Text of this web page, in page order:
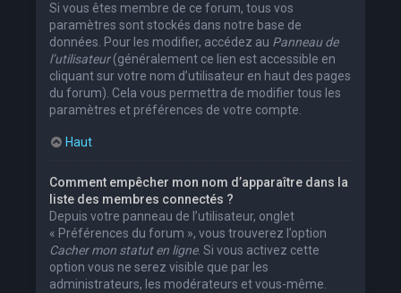
Si vous êtes membre de ce forum, tous vos
paramètres sont stockés dans notre base de
données. Pour les modifier, accédez au Panneau de
l’utilisateur(généralement ce lien est accessible en
cliquant sur votre nom d’utilisateur en haut des pages
du forum). Cela vous permettra de modifier tous les
paramètres et préférences de votre compte.
Haut
Comment empêcher mon nom d’apparaître dans la
liste des membres connectés ?
Depuis votre panneau de l’utilisateur, onglet
« Préférences du forum », vous trouverez l’option
Cacher mon statut en ligne. Si vous activez cette
option vous ne serez visible que par les
administrateurs, les modérateurs et vous-même.